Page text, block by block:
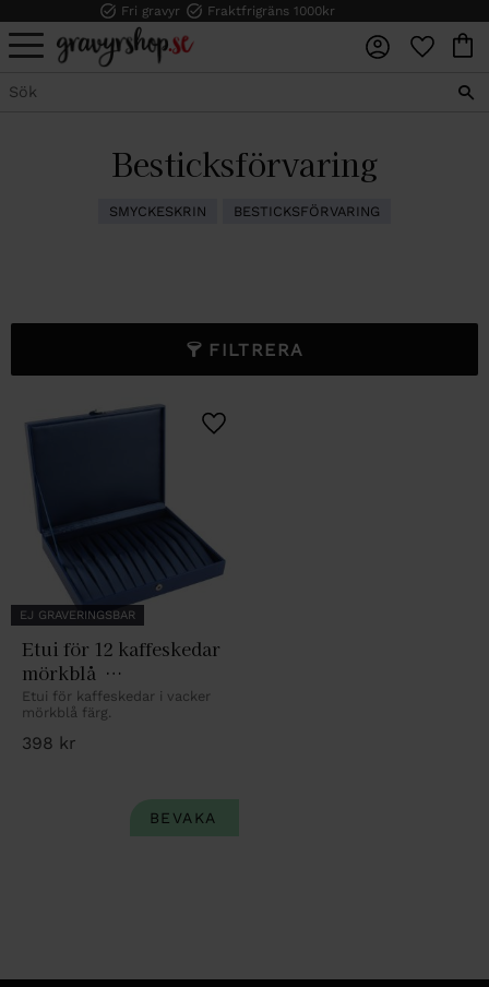
Meny
Fri gravyr Fraktfrigräns 1000kr
Besticksförvaring
SMYCKESKRIN BESTICKSFÖRVARING
FILTRERA
EJ GRAVERINGSBAR
Etui för 12 kaffeskedar
mörkblå
22,5X17,5X4,5cm
Etui för kaffeskedar i vacker
mörkblå färg.
398 kr
Lägg till i favoriter